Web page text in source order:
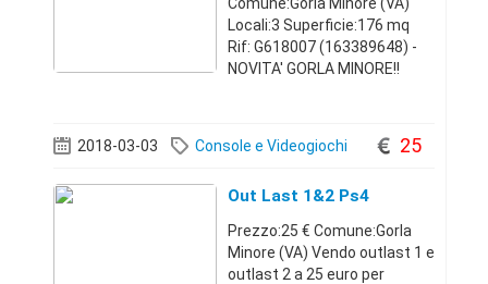
Locali:3 Superficie:176 mq
Rif: G618007 (163389648) -
NOVITA' GORLA MINORE!!
CON SOGGIORNO, CUCINA
SEPARATA ABITABILE,
CAMERETTA E TRIPLI
2018-03-03 Console e Videogiochi 25
Out Last 1&2 Ps4
Prezzo:25 € Comune:Gorla
Minore (VA) Vendo outlast 1 e
outlast 2 a 25 euro per